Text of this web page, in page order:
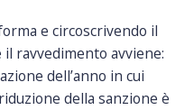
e circoscrivendo il
ravvedimento avviene:
dell’anno in cui
della sanzione è